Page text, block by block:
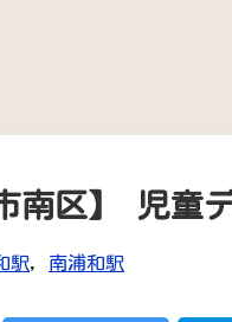
南区】 児童
駅, 南浦和駅